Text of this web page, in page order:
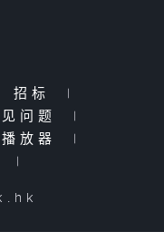
招标
|
问题
|
放器
|
|